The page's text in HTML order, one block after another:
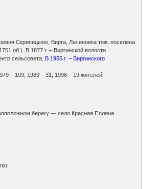
Скрипицыно, Вирга, Лачиновка тож, поселена
об.). В 1877 г. – Виргинской волости
сельсовета. В 1955 г. – Виргинского
– 109, 1989 – 31, 1996 – 19 жителей.
берегу — село Красная Поляна